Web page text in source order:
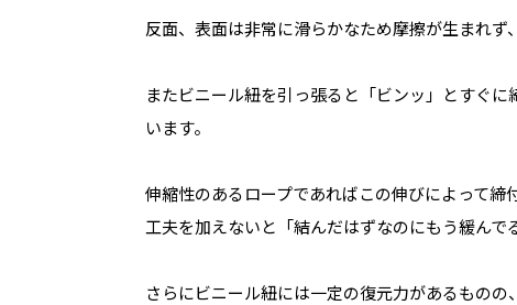
反面、表面は非常に滑らかなため摩擦が生まれず
またビニール紐を引っ張ると「ビンッ」とすぐ
います。
伸縮性のあるロープであればこの伸びによって
工夫を加えないと「結んだはずなのにもう緩んで
さらにビニール紐には一定の復元力があるもの